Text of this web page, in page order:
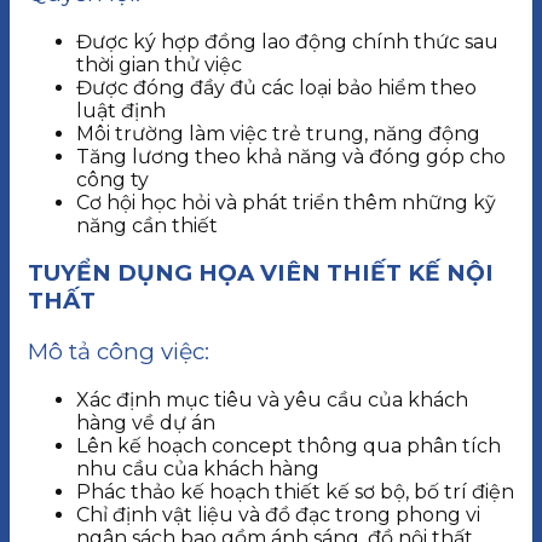
Được ký hợp đồng lao động chính thức sau
thời gian thử việc
Được đóng đầy đủ các loại bảo hiểm theo
luật định
Môi trường làm việc trẻ trung, năng động
Tăng lương theo khả năng và đóng góp cho
công ty
Cơ hội học hỏi và phát triển thêm những kỹ
năng cần thiết
TUYỂN DỤNG HỌA VIÊN THIẾT KẾ NỘI
THẤT
Mô tả công việc:
Xác định mục tiêu và yêu cầu của khách
hàng về dự án
Lên kế hoạch concept thông qua phân tích
nhu cầu của khách hàng
Phác thảo kế hoạch thiết kế sơ bộ, bố trí điện
Chỉ định vật liệu và đồ đạc trong phong vi